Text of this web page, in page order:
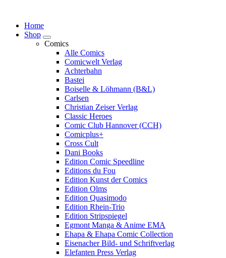
Inhalt
Home
Shop
Comics
Alle Comics
Comicwelt Verlag
Achterbahn
Bastei
Boiselle & Löhmann (B&L)
Carlsen
Christian Zeiser Verlag
Classic Heroes
Comic Club Hannover (CCH)
Comicplus+
Cross Cult
Dani Books
Edition Comic Speedline
Editions du Fou
Edition Kunst der Comics
Edition Olms
Edition Quasimodo
Edition Rhein-Trio
Edition Stripspiegel
Egmont Manga & Anime EMA
Ehapa & Ehapa Comic Collection
Eisenacher Bild- und Schriftverlag
Elefanten Press Verlag